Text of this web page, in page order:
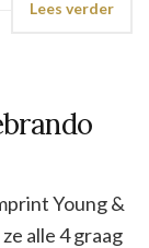
Lees verder
Young &
alle 4 graag